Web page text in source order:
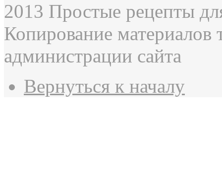
2013 Простые рецепты
Копирование материалов
администрации сайта
Вернуться к началу